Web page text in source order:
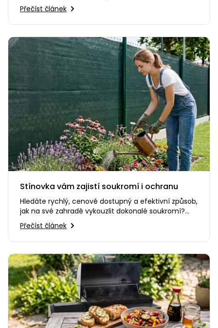
našich pozemků se…
Přečíst článek
Stínovka vám zajistí soukromí i ochranu
Hledáte rychlý, cenově dostupný a efektivní způsob,
jak na své zahradě vykouzlit dokonalé soukromí?
Nebo potřebujete…
Přečíst článek